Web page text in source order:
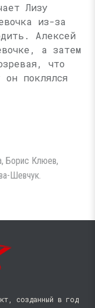
Лизу
из-за
Алексей
а затем
что
он поклялся
Борис Клюев,
Шевчук.
созданный в год